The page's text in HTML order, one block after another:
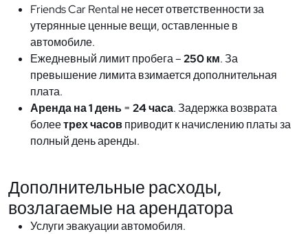
Friends Car Rental не несет ответственности за
утерянные ценные вещи, оставленные в
автомобиле.
Ежедневный лимит пробега –250 км. За
превышение лимита взимается дополнительная
плата.
Аренда на 1 день= 24 часа. Задержка возврата
болеетрех часовприводит к начислению платы за
полный день аренды.
Дополнительные расходы,
возлагаемые на арендатора
Услуги эвакуации автомобиля.